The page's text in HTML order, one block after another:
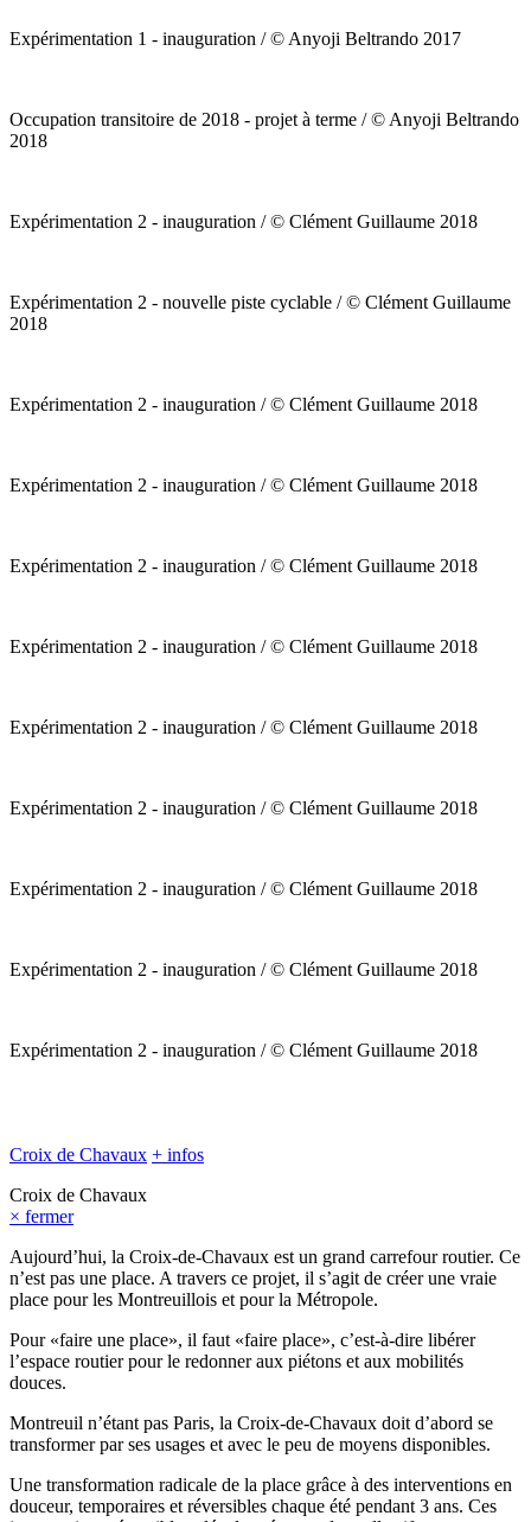
Expérimentation 1 - inauguration / © Anyoji Beltrando 2017
Occupation transitoire de 2018 - projet à terme / © Anyoji Beltrando
2018
Expérimentation 2 - inauguration / © Clément Guillaume 2018
Expérimentation 2 - nouvelle piste cyclable / © Clément Guillaume
2018
Expérimentation 2 - inauguration / © Clément Guillaume 2018
Expérimentation 2 - inauguration / © Clément Guillaume 2018
Expérimentation 2 - inauguration / © Clément Guillaume 2018
Expérimentation 2 - inauguration / © Clément Guillaume 2018
Expérimentation 2 - inauguration / © Clément Guillaume 2018
Expérimentation 2 - inauguration / © Clément Guillaume 2018
Expérimentation 2 - inauguration / © Clément Guillaume 2018
Expérimentation 2 - inauguration / © Clément Guillaume 2018
Expérimentation 2 - inauguration / © Clément Guillaume 2018
Croix de Chavaux + infos
Croix de Chavaux
× fermer
Aujourd’hui, la Croix-de-Chavaux est un grand carrefour routier. Ce
n’est pas une place. A travers ce projet, il s’agit de créer une vraie
place pour les Montreuillois et pour la Métropole.
Pour «faire une place», il faut «faire place», c’est-à-dire libérer
l’espace routier pour le redonner aux piétons et aux mobilités
douces.
Montreuil n’étant pas Paris, la Croix-de-Chavaux doit d’abord se
transformer par ses usages et avec le peu de moyens disponibles.
Une transformation radicale de la place grâce à des interventions en
douceur, temporaires et réversibles chaque été pendant 3 ans. Ces